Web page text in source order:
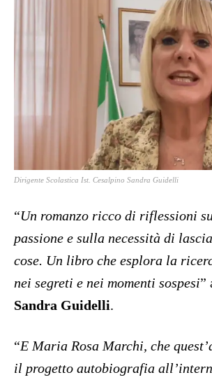
Dirigente Scolastica Ist. Cesalpino Sandra Guidelli
“Un romanzo ricco di riflessioni
passione e sulla necessità di
cose. Un libro che esplora la
nei segreti e nei momenti sospesi”
Sandra Guidelli.
“E Maria Rosa Marchi, che
il progetto autobiografia